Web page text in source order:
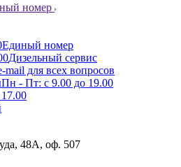
номер
Единый номер
Дизельный сервис
mail для всех вопросов
Пн - Пт: с 9.00 до 19.00
48А, оф. 507